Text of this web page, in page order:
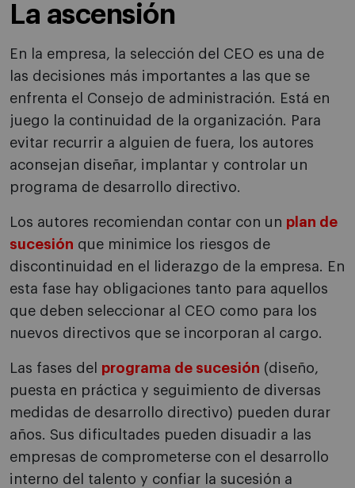
La ascensión
En la empresa, la selección del CEO es una de
las decisiones más importantes a las que se
enfrenta el Consejo de administración. Está en
juego la continuidad de la organización. Para
evitar recurrir a alguien de fuera, los autores
aconsejan diseñar, implantar y controlar un
programa de desarrollo directivo.
Los autores recomiendan contar con un plan de
sucesión que minimice los riesgos de
discontinuidad en el liderazgo de la empresa. En
esta fase hay obligaciones tanto para aquellos
que deben seleccionar al CEO como para los
nuevos directivos que se incorporan al cargo.
Las fases del programa de sucesión (diseño,
puesta en práctica y seguimiento de diversas
medidas de desarrollo directivo) pueden durar
años. Sus dificultades pueden disuadir a las
empresas de comprometerse con el desarrollo
interno del talento y confiar la sucesión a